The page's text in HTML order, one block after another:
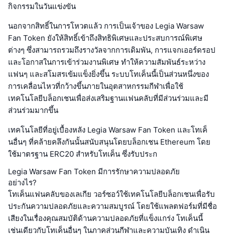
กิจกรรมในวันแข่งขัน
นอกจากสิทธิ์ในการโหวตแล้ว การเป็นเจ้าของ Legia Warsaw
Fan Token ยังให้สิทธิ์เข้าถึงสิทธิพิเศษและประสบการณ์พิเศษ
ต่างๆ ซึ่งสามารถรวมถึงรางวัลจากการเดิมพัน, การแจกเออร์ดรอป
และโอกาสในการเข้าร่วมงานพิเศษ ทำให้ความสัมพันธ์ระหว่าง
แฟนๆ และสโมสรเข้มแข็งยิ่งขึ้น ระบบโทเค็นนี้เป็นส่วนหนึ่งของ
การเคลื่อนไหวที่กว้างขึ้นภายในอุตสาหกรรมกีฬาเพื่อใช้
เทคโนโลยีบล็อกเชนเพื่อส่งเสริมฐานแฟนคลับที่มีส่วนร่วมและมี
ส่วนร่วมมากขึ้น
เทคโนโลยีที่อยู่เบื้องหลัง Legia Warsaw Fan Token และโทเค็
นอื่นๆ ที่คล้ายคลึงกันนั้นสนับสนุนโดยบล็อกเชน Ethereum โดย
ใช้มาตรฐาน ERC20 สำหรับโทเค็น ซึ่งรับประก
Legia Warsaw Fan Token มีการรักษาความปลอดภัย
อย่างไร?
โทเค็นแฟนคลับของเลเกีย วอร์ซอว์ใช้เทคโนโลยีบล็อกเชนเพื่อรับ
ประกันความปลอดภัยและความสมบูรณ์ โดยใช้แพลตฟอร์มที่มีชื่อ
เสียงในเรื่องคุณสมบัติด้านความปลอดภัยที่แข็งแกร่ง โทเค็นนี้
เช่นเดียวกับโทเค็นอื่นๆ ในภาคส่วนกีฬาและความบันเทิง ดำเนิน